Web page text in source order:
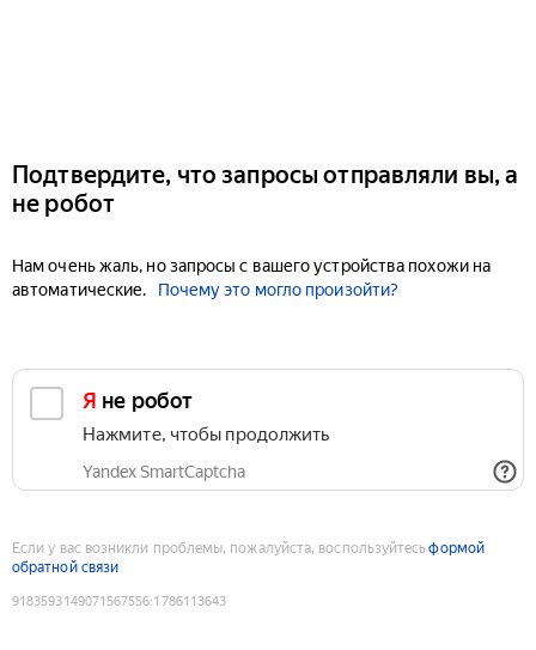
Подтвердите, что запросы отправляли вы, а
не робот
Нам очень жаль, но запросы с вашего устройства похожи на
автоматические.
Почему это могло произойти?
Я не робот
Нажмите, чтобы продолжить
Yandex SmartCaptcha
Если у вас возникли проблемы, пожалуйста, воспользуйтесьформой
обратной связи
9183593149071567556:1786113643